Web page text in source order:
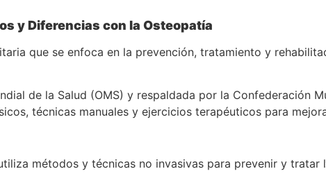
y Diferencias con la Osteopatía
que se enfoca en la prevención, tratamiento y
de la Salud (OMS) y respaldada por la Confederación
técnicas manuales y ejercicios terapéuticos para
métodos y técnicas no invasivas para prevenir y